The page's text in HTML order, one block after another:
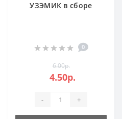
УЗЭМИК в сборе
0
6.00р.
4.50р.
- +